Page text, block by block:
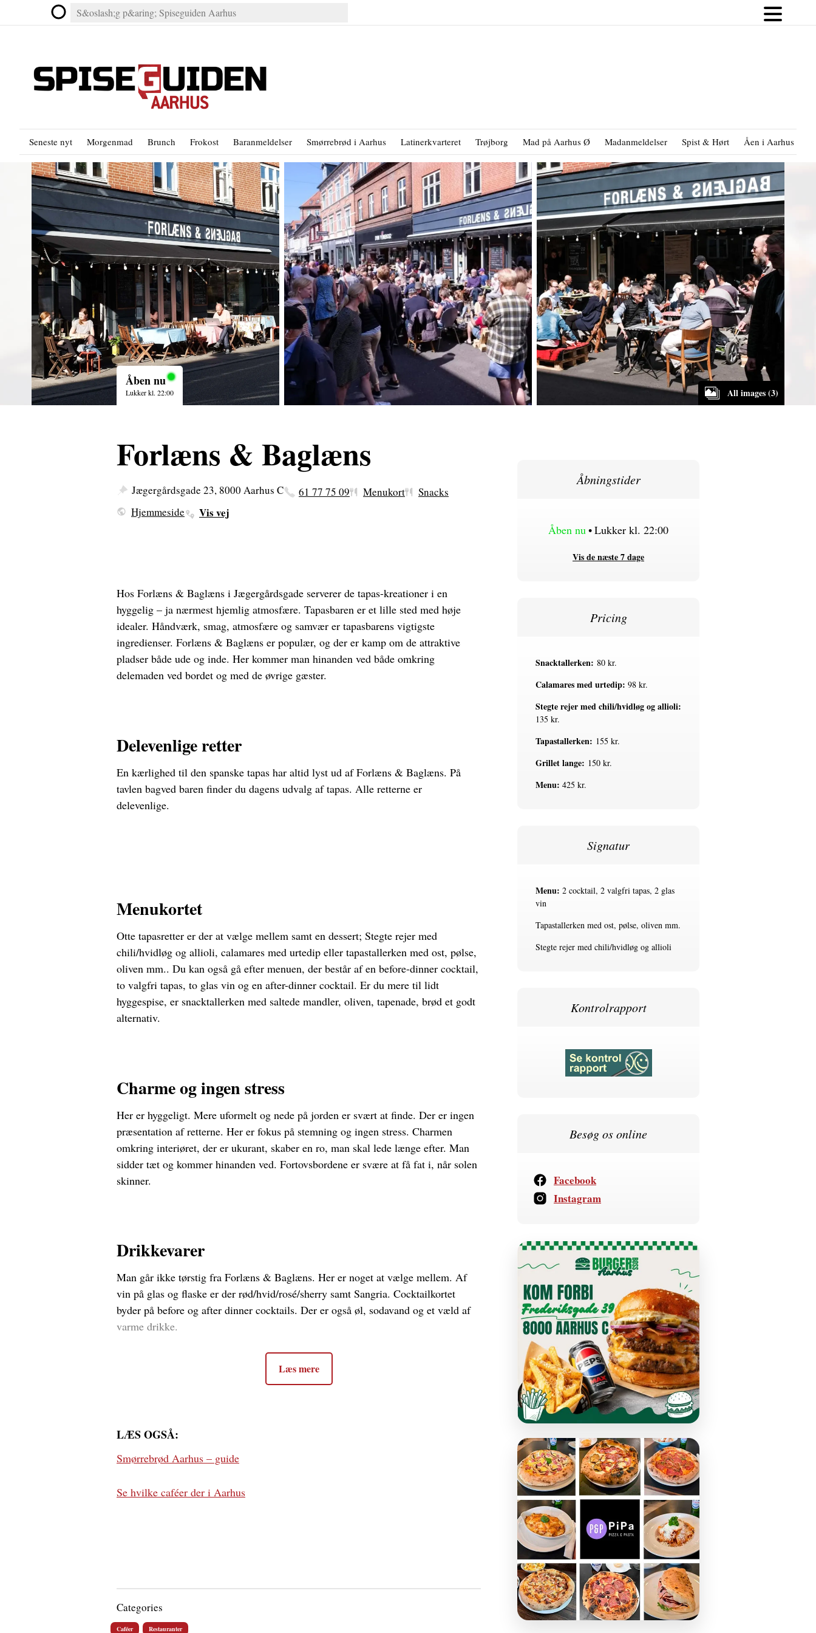
Seneste nyt Morgenmad Brunch Frokost Baranmeldelser Smørrebrød i Aarhus Latinerkvarteret Trøjborg Mad på Aarhus Ø Madanmeldelser Spist & Hørt Åen i Aarhus
All images (3)
Åben nu
Lukker kl. 22:00
Forlæns & Baglæns
Jægergårdsgade 23, 8000 Aarhus C 61 77 75 09 Menukort
Snacks
Hjemmeside
Vis vej
Hos Forlæns & Baglæns i Jægergårdsgade serverer de tapas-kreationer i en
hyggelig – ja nærmest hjemlig atmosfære. Tapasbaren er et lille sted med høje
idealer. Håndværk, smag, atmosfære og samvær er tapasbarens vigtigste
ingredienser. Forlæns & Baglæns er populær, og der er kamp om de attraktive
pladser både ude og inde. Her kommer man hinanden ved både omkring
delemaden ved bordet og med de øvrige gæster.
Delevenlige retter
En kærlighed til den spanske tapas har altid lyst ud af Forlæns & Baglæns. På
tavlen bagved baren finder du dagens udvalg af tapas. Alle retterne er
delevenlige.
Menukortet
Otte tapasretter er der at vælge mellem samt en dessert; Stegte rejer med
chili/hvidløg og allioli, calamares med urtedip eller tapastallerken med ost, pølse,
oliven mm.. Du kan også gå efter menuen, der består af en before-dinner cocktail,
to valgfri tapas, to glas vin og en after-dinner cocktail. Er du mere til lidt
hyggespise, er snacktallerken med saltede mandler, oliven, tapenade, brød et godt
alternativ.
Charme og ingen stress
Her er hyggeligt. Mere uformelt og nede på jorden er svært at finde. Der er ingen
præsentation af retterne. Her er fokus på stemning og ingen stress. Charmen
omkring interiøret, der er ukurant, skaber en ro, man skal lede længe efter. Man
sidder tæt og kommer hinanden ved. Fortovsbordene er svære at få fat i, når solen
skinner.
Drikkevarer
Man går ikke tørstig fra Forlæns & Baglæns. Her er noget at vælge mellem. Af
vin på glas og flaske er der rød/hvid/rosé/sherry samt Sangria. Cocktailkortet
byder på before og after dinner cocktails. Der er også øl, sodavand og et væld af
varme drikke.
Læs mere
LÆS OGSÅ:
Smørrebrød Aarhus – guide
Se hvilke caféer der i Aarhus
Categories
Caféer Restauranter
Åbningstider
Åben nu•Lukker kl. 22:00
Vis de næste 7 dage
Pricing
Snacktallerken: 80 kr.
Calamares med urtedip: 98 kr.
Stegte rejer med chili/hvidløg og allioli:
135 kr.
Tapastallerken: 155 kr.
Grillet lange: 150 kr.
Menu: 425 kr.
Signatur
Menu: 2 cocktail, 2 valgfri tapas, 2 glas
vin
Tapastallerken med ost, pølse, oliven mm.
Stegte rejer med chili/hvidløg og allioli
Kontrolrapport
Besøg os online
Facebook
Instagram